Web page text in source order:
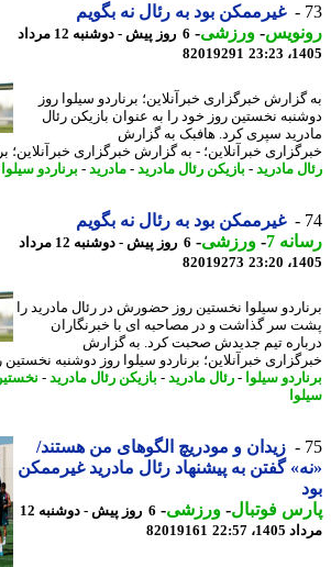
غیرممکن بود به رئال نه بگویم
-ورزشی-
6 روز پیش - دوشنبه 12 مرداد
82019291
خبرگزاری خبرآنلاین؛ برناردو سیلوا روز
نخستین روز خود را به عنوان بازیکن رئال
سپری کرد. هافبک به گزارش
خبرآنلاین؛ - به گزارش خبرگزاری خبرآنلاین؛
مادرید- بازیکن رئال مادرید- مادرید- برناردو سیلوا-
غیرممکن بود به رئال نه بگویم
7
-ورزشی-
6 روز پیش - دوشنبه 12 مرداد
82019273
سیلوا نخستین روز حضورش در رئال مادرید را
سر گذاشت و در مصاحبه ای با خبرنگاران
تیم جدیدش صحبت کرد. به گزارش
خبرآنلاین؛ برناردو سیلوا روز دوشنبه نخستین روز ...
سیلوا-رئال مادرید- بازیکن رئال مادرید- نخستین-
زیدان و مودریچ الگوهای من هستند/
گفتن به پیشنهاد رئال مادرید غیرممکن
فوتبال-ورزشی-
6 روز پیش - دوشنبه 12
22:57
82019161